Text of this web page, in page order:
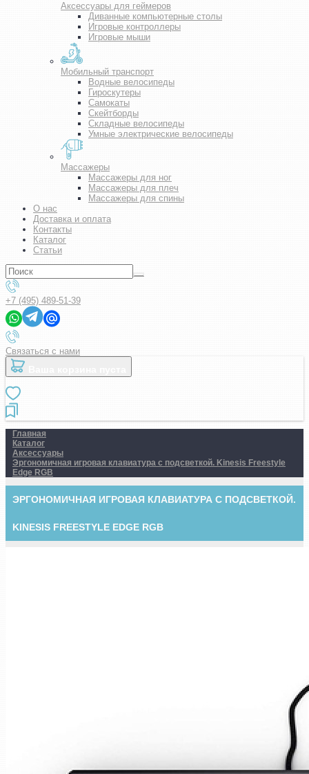
Аксессуары для геймеров
Диванные компьютерные столы
Игровые контроллеры
Игровые мыши
Мобильный транспорт
Водные велосипеды
Гироскутеры
Самокаты
Скейтборды
Складные велосипеды
Умные электрические велосипеды
Массажеры
Массажеры для ног
Массажеры для плеч
Массажеры для спины
О нас
Доставка и оплата
Контакты
Каталог
Статьи
+7 (495) 489-51-39
Связаться с нами
Главная
Каталог
Аксессуары
Эргономичная игровая клавиатура с подсветкой. Kinesis Freestyle
Edge RGB
ЭРГОНОМИЧНАЯ ИГРОВАЯ КЛАВИАТУРА С ПОДСВЕТКОЙ.
KINESIS FREESTYLE EDGE RGB